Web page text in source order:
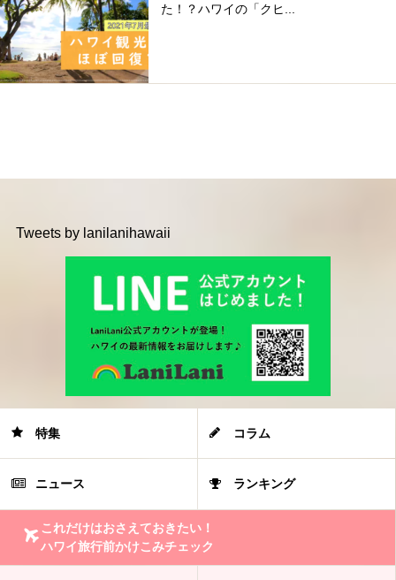
た！？ハワイの「クヒ...
Tweets by lanilanihawaii
特集 コラム
ニュース ランキング
これだけはおさえておきたい！
ハワイ旅行前かけこみチェック